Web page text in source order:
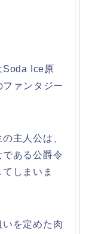
Soda Ice原
ァンタジー
主人公は、
ある公爵令
しまいま
を定めた肉